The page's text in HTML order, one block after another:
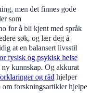
men det finnes gode
som
for å bli kjent med språk
søk, og lær deg å
at en balansert livsstil
fysisk og psykisk helse
kunnskap. Og akkurat
og råd hjelper
forskningsartikler hjelpe